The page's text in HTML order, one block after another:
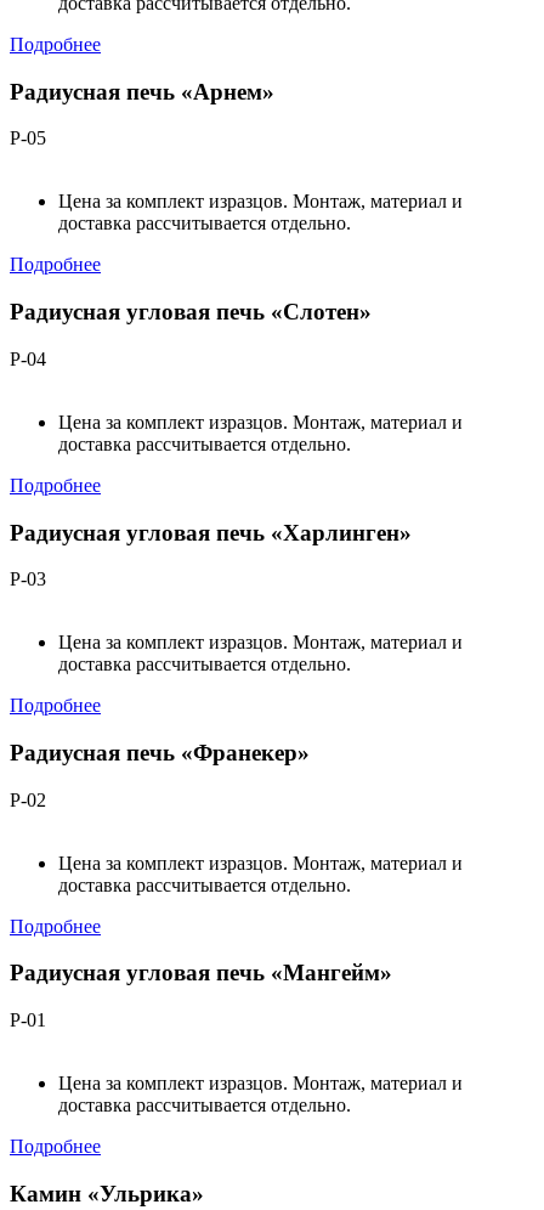
Подробнее
Радиусная печь «Арнем»
Р-05
Цена за комплект изразцов. Монтаж, материал и
доставка рассчитывается отдельно.
Подробнее
Радиусная угловая печь «Слотен»
Р-04
Цена за комплект изразцов. Монтаж, материал и
доставка рассчитывается отдельно.
Подробнее
Радиусная угловая печь «Харлинген»
Р-03
Цена за комплект изразцов. Монтаж, материал и
доставка рассчитывается отдельно.
Подробнее
Радиусная печь «Франекер»
Р-02
Цена за комплект изразцов. Монтаж, материал и
доставка рассчитывается отдельно.
Подробнее
Радиусная угловая печь «Мангейм»
Р-01
Цена за комплект изразцов. Монтаж, материал и
доставка рассчитывается отдельно.
Подробнее
Камин «Ульрика»